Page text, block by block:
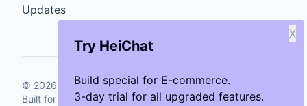
Try HeiChat
Build special for E-commerce.
3-day trial for all upgraded features.
X
Updates
© 2026 GenCybers Inc. All rights reserved.
Built for storefronts that want faster answers and cleaner